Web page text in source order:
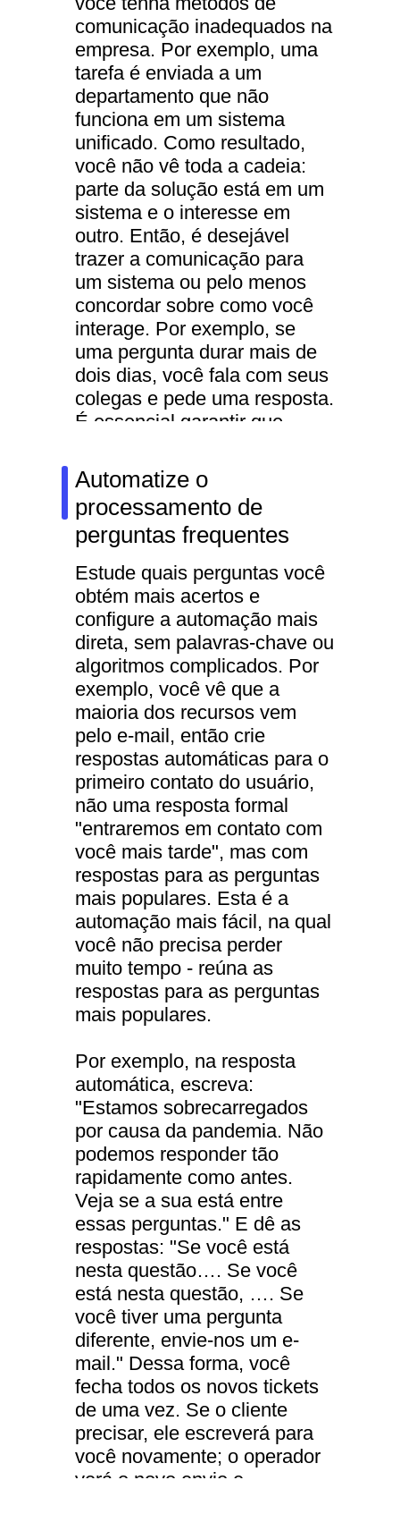
comunicação inadequados na
empresa. Por exemplo, uma
tarefa é enviada a um
departamento que não
funciona em um sistema
unificado. Como resultado,
você não vê toda a cadeia:
parte da solução está em um
sistema e o interesse em
outro. Então, é desejável
trazer a comunicação para
um sistema ou pelo menos
concordar sobre como você
interage. Por exemplo, se
uma pergunta durar mais de
dois dias, você fala com seus
colegas e pede uma resposta.
É essencial garantir que
empaquem porque demoram
muito tempo.
Automatize o
processamento de
perguntas frequentes
Estude quais perguntas você
obtém mais acertos e
configure a automação mais
direta, sem palavras-chave ou
algoritmos complicados. Por
exemplo, você vê que a
maioria dos recursos vem
pelo e-mail, então crie
respostas automáticas para o
primeiro contato do usuário,
não uma resposta formal
"entraremos em contato com
você mais tarde", mas com
respostas para as perguntas
mais populares. Esta é a
automação mais fácil, na qual
você não precisa perder
muito tempo - reúna as
respostas para as perguntas
mais populares.
Por exemplo, na resposta
automática, escreva:
"Estamos sobrecarregados
por causa da pandemia. Não
podemos responder tão
rapidamente como antes.
Veja se a sua está entre
essas perguntas." E dê as
respostas: "Se você está
nesta questão…. Se você
está nesta questão, …. Se
você tiver uma pergunta
diferente, envie-nos um e-
mail." Dessa forma, você
fecha todos os novos tickets
de uma vez. Se o cliente
precisar, ele escreverá para
você novamente; o operador
verá o novo envio e